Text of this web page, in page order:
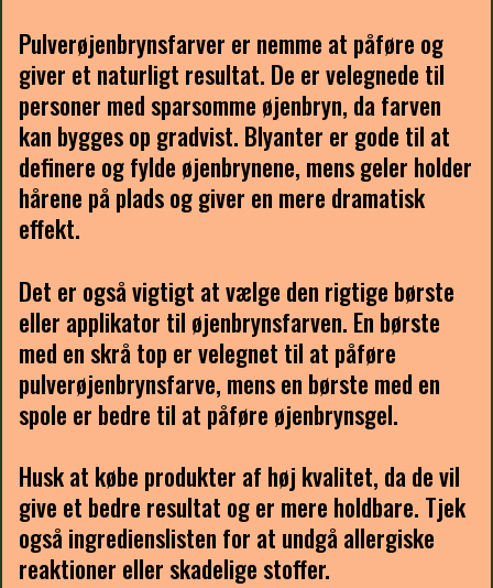
Pulverøjenbrynsfarver er nemme at påføre og
giver et naturligt resultat. De er velegnede til
personer med sparsomme øjenbryn, da farven
kan bygges op gradvist. Blyanter er gode til at
definere og fylde øjenbrynene, mens geler holder
hårene på plads og giver en mere dramatisk
effekt.
Det er også vigtigt at vælge den rigtige børste
eller applikator til øjenbrynsfarven. En børste
med en skrå top er velegnet til at påføre
pulverøjenbrynsfarve, mens en børste med en
spole er bedre til at påføre øjenbrynsgel.
Husk at købe produkter af høj kvalitet, da de vil
give et bedre resultat og er mere holdbare. Tjek
også ingredienslisten for at undgå allergiske
reaktioner eller skadelige stoffer.